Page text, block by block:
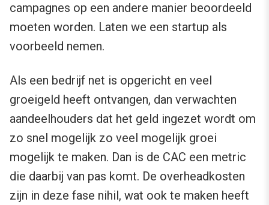
campagnes op een andere manier beoordeeld
moeten worden. Laten we een startup als
voorbeeld nemen.
Als een bedrijf net is opgericht en veel
groeigeld heeft ontvangen, dan verwachten
aandeelhouders dat het geld ingezet wordt om
zo snel mogelijk zo veel mogelijk groei
mogelijk te maken. Dan is de CAC een metric
die daarbij van pas komt. De overheadkosten
zijn in deze fase nihil, wat ook te maken heeft